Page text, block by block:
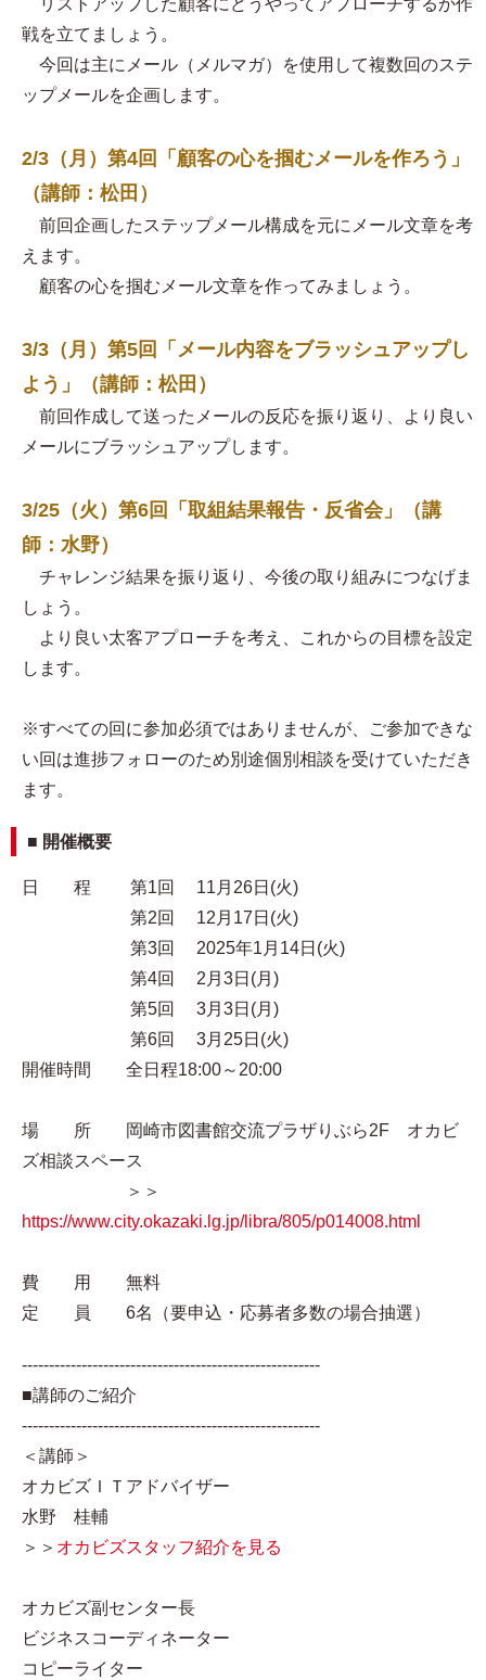
リストアップした顧客にどうやってアプローチするか作
戦を立てましょう。
今回は主にメール（メルマガ）を使用して複数回のステ
ップメールを企画します。
2/3（月）第4回「顧客の心を掴むメールを作ろう」
（講師：松田）
前回企画したステップメール構成を元にメール文章を考
えます。
顧客の心を掴むメール文章を作ってみましょう。
3/3（月）第5回「メール内容をブラッシュアップし
よう」（講師：松田）
前回作成して送ったメールの反応を振り返り、より良い
メールにブラッシュアップします。
3/25（火）第6回「取組結果報告・反省会」（講
師：水野）
チャレンジ結果を振り返り、今後の取り組みにつなげま
しょう。
より良い太客アプローチを考え、これからの目標を設定
します。
※すべての回に参加必須ではありませんが、ご参加できな
い回は進捗フォローのため別途個別相談を受けていただき
ます。
■ 開催概要
日 程 第1回 11月26日(火)
第2回 12月17日(火)
第3回 2025年1月14日(火)
第4回 2月3日(月)
第5回 3月3日(月)
第6回 3月25日(火)
開催時間 全日程18:00～20:00
場 所 岡崎市図書館交流プラザりぶら2F オカビ
ズ相談スペース
＞＞
https://www.city.okazaki.lg.jp/libra/805/p014008.html
費 用 無料
定 員 6名（要申込・応募者多数の場合抽選）
-------------------------------------------------------
■講師のご紹介
-------------------------------------------------------
＜講師＞
オカビズＩＴアドバイザー
水野 桂輔
＞＞ オカビズスタッフ紹介を見る
オカビズ副センター長
ビジネスコーディネーター
コピーライター